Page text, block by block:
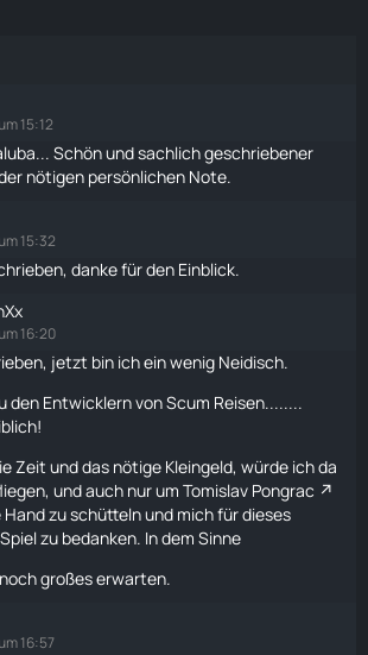
15:12
Schön und sachlich geschriebener
nötigen persönlichen Note.
15:32
danke für den Einblick.
16:20
jetzt bin ich ein wenig Neidisch.
den Entwicklern von Scum Reisen........
Zeit und das nötige Kleingeld, würde ich da
, und auch nur um Tomislav Pongrac
Hand zu schütteln und mich für dieses
zu bedanken. In dem Sinne
großes erwarten.
16:57